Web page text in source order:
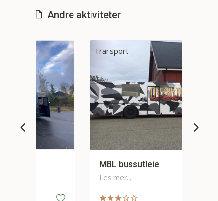
Andre aktiviteter
Transport
MBL bussutleie